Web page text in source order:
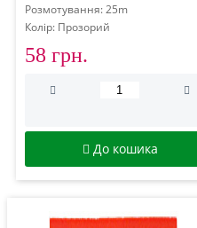
Розмотування: 25m
Колір: Прозорий
58 грн.
До кошика